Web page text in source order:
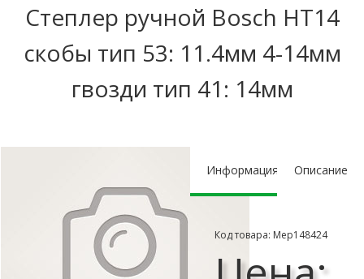
Степлер ручной Bosch HT14
скобы тип 53: 11.4мм 4-14мм
гвозди тип 41: 14мм
Информация Описание
Код товара: Мер148424